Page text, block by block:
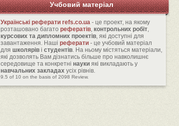
Учбовий матеріал
Українські реферати refs.co.ua - це проект, на якому
розташовано багато рефератів, контрольних робіт,
курсових та дипломних проектів, які доступні для
завантаження. Наші реферати - це учбовий матеріал
для школярів і студентів. На ньому містяться матеріали,
які дозволять Вам дізнатись більше про навколишнє
середовище та конкретні науки які викладають у
навчальних закладах усіх рівнів.
9.5 of 10 on the basis of 2098 Review.